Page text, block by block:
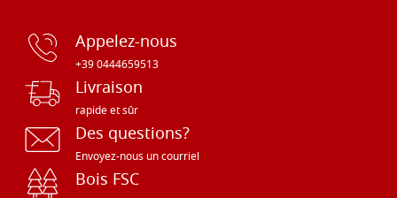
Appelez-nous
+39 0444659513
Livraison
rapide et sûr
Des questions?
Envoyez-nous un courriel
Bois FSC